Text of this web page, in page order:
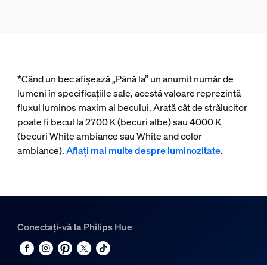
*Când un bec afișează „Până la” un anumit număr de
lumeni în specificațiile sale, acestă valoare reprezintă
fluxul luminos maxim al becului. Arată cât de strălucitor
poate fi becul la 2700 K (becuri albe) sau 4000 K
(becuri White ambiance sau White and color
ambiance).Aflați mai multe despre luminozitate.
Conectați-vă la Philips Hue